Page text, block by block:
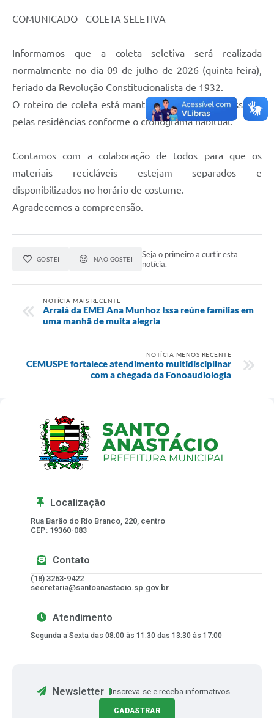
COMUNICADO - COLETA SELETIVA
Informamos que a coleta seletiva será realizada
normalmente no dia 09 de julho de 2026 (quinta-feira),
feriado da Revolução Constitucionalista de 1932.
O roteiro de coleta está mantido, e as equipes passarão
pelas residências conforme o cronograma habitual.
Contamos com a colaboração de todos para que os
materiais recicláveis estejam separados e
disponibilizados no horário de costume.
Agradecemos a compreensão.
GOSTEI NÃO GOSTEI
Seja o primeiro a curtir esta
notícia.
NOTÍCIA MAIS RECENTE
Arraiá da EMEI Ana Munhoz Issa reúne famílias em
uma manhã de muita alegria
NOTÍCIA MENOS RECENTE
CEMUSPE fortalece atendimento multidisciplinar
com a chegada da Fonoaudiologia
Localização
Rua Barão do Rio Branco, 220, centro
CEP: 19360-083
Contato
(18) 3263-9422
secretaria@santoanastacio.sp.gov.br
Atendimento
Segunda a Sexta das 08:00 às 11:30 das 13:30 às 17:00
Newsletter Inscreva-se e receba informativos
CADASTRAR